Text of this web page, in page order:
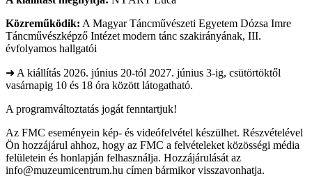
Közreműködik: A Magyar Táncművészeti Egyetem Dózsa Imre
Táncművészképző Intézet modern tánc szakirányának, III.
évfolyamos hallgatói
➜ A kiállítás 2026. június 20-tól 2027. június 3-ig, csütörtöktől
vasárnapig 10 és 18 óra között látogatható.
A programváltoztatás jogát fenntartjuk!
Az FMC eseményein kép- és videófelvétel készülhet. Részvételével
Ön hozzájárul ahhoz, hogy az FMC a felvételeket közösségi média
felületein és honlapján felhasználja. Hozzájárulását az
info@muzeumicentrum.hu címen bármikor visszavonhatja.